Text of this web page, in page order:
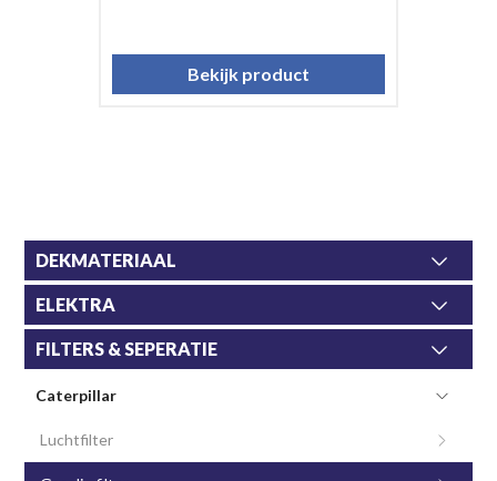
Bekijk product
DEKMATERIAAL
ELEKTRA
FILTERS & SEPERATIE
Caterpillar
Luchtfilter